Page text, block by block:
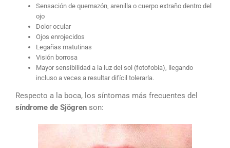
Sensación de quemazón, arenilla o cuerpo extraño dentro del
ojo
Dolor ocular
Ojos enrojecidos
Legañas matutinas
Visión borrosa
Mayor sensibilidad a la luz del sol (fotofobia), llegando
incluso a veces a resultar difícil tolerarla.
Respecto a la boca, los síntomas más frecuentes del
síndrome de Sjögren son: